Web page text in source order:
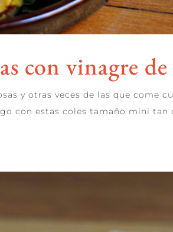
con vinagre
y otras veces de las que come
con estas coles tamaño mini tan